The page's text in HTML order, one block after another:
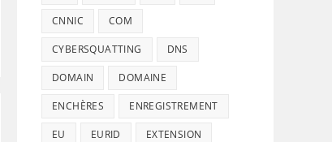
CNNIC COM
CYBERSQUATTING DNS
DOMAIN DOMAINE
ENCHÈRES ENREGISTREMENT
EU EURID EXTENSION